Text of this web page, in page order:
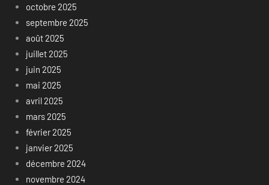
octobre 2025
septembre 2025
août 2025
juillet 2025
juin 2025
mai 2025
avril 2025
mars 2025
février 2025
janvier 2025
décembre 2024
novembre 2024